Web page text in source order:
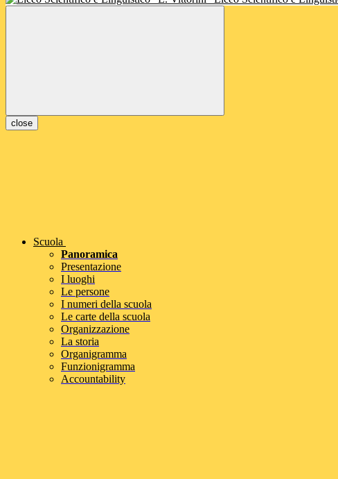
close
Scuola
Panoramica
Presentazione
I luoghi
Le persone
I numeri della scuola
Le carte della scuola
Organizzazione
La storia
Organigramma
Funzionigramma
Accountability